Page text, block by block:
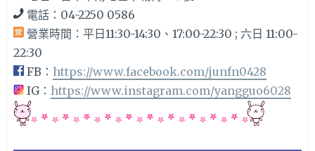
電話：04-2250 0586
營業時間： 平日11:30-14:30、17:00-22:30 ; 六日 11:00-
22:30
FB： https://www.facebook.com/junfn0428
IG： https://www.instagram.com/yangguo6028